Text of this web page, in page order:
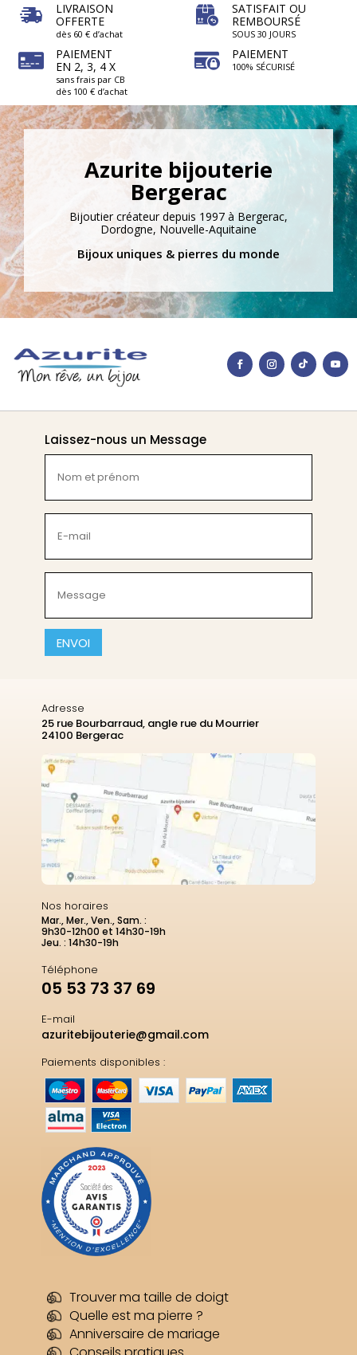
LIVRAISON
OFFERTE
dès 60 € d’achat
PAIEMENT
EN 2, 3, 4 X
sans frais par CB
dès 100 € d’achat
SATISFAIT OU
REMBOURSÉ
SOUS 30 JOURS
PAIEMENT
100% SÉCURISÉ
Azurite bijouterie
Bergerac
Bijoutier créateur depuis 1997 à Bergerac,
Dordogne, Nouvelle-Aquitaine
Bijoux uniques & pierres du monde
Laissez-nous un Message
et
prénom
(Nécessaire)
mail
(Nécessaire)
(Nécessaire)
CAPTCHA
Adresse
25 rue Bourbarraud, angle rue du Mourrier
24100 Bergerac
Nos horaires
Mar., Mer., Ven., Sam. :
9h30-12h00 et 14h30-19h
Jeu. : 14h30-19h
Téléphone
05 53 73 37 69
E-mail
azuritebijouterie@gmail.com
Paiements disponibles :
Trouver ma taille de doigt
Quelle est ma pierre ?
Anniversaire de mariage